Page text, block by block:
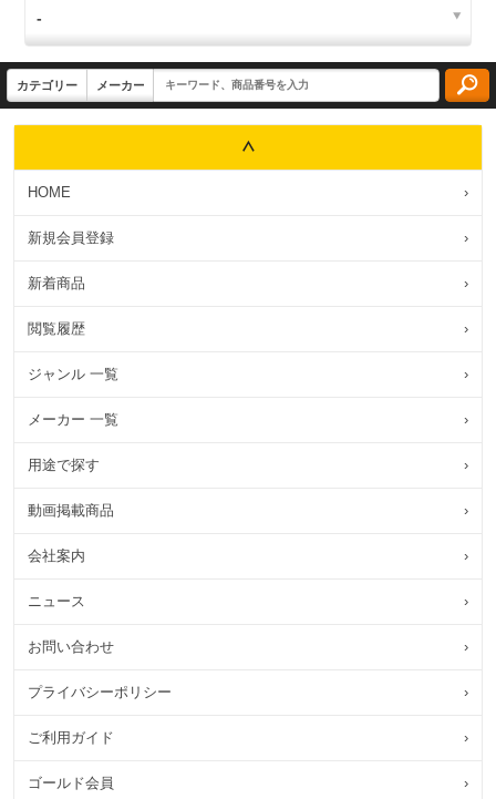
HOME ›
新規会員登録 ›
新着商品 ›
閲覧履歴 ›
ジャンル 一覧 ›
メーカー 一覧 ›
用途で探す ›
動画掲載商品 ›
会社案内 ›
ニュース ›
お問い合わせ ›
プライバシーポリシー ›
ご利用ガイド ›
ゴールド会員 ›